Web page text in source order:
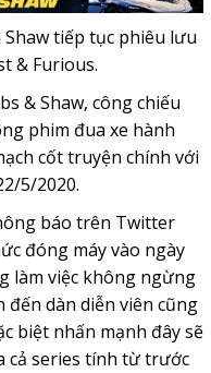
tiếp tục phiêu lưu
& Furious.
& Shaw, công chiếu
phim đua xe hành
cốt truyện chính với
5/2020.
báo trên Twitter
đóng máy vào ngày
làm việc không ngừng
đến dàn diễn viên cũng
biệt nhấn mạnh đây sẽ
cả series tính từ trước